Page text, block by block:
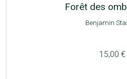
Forêt des
Benjamin
15,00 €